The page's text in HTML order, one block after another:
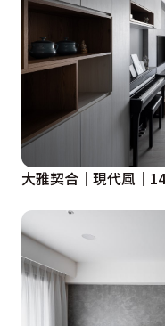
大雅契合｜現代風｜